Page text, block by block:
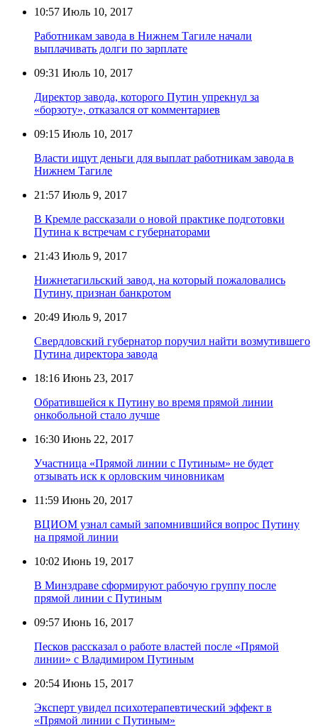
10:57 Июль 10, 2017
Работникам завода в Нижнем Тагиле начали
выплачивать долги по зарплате
09:31 Июль 10, 2017
Директор завода, которого Путин упрекнул за
«борзоту», отказался от комментариев
09:15 Июль 10, 2017
Власти ищут деньги для выплат работникам завода в
Нижнем Тагиле
21:57 Июль 9, 2017
В Кремле рассказали о новой практике подготовки
Путина к встречам с губернаторами
21:43 Июль 9, 2017
Нижнетагильский завод, на который пожаловались
Путину, признан банкротом
20:49 Июль 9, 2017
Свердловский губернатор поручил найти возмутившего
Путина директора завода
18:16 Июнь 23, 2017
Обратившейся к Путину во время прямой линии
онкобольной стало лучше
16:30 Июнь 22, 2017
Участница «Прямой линии с Путиным» не будет
отзывать иск к орловским чиновникам
11:59 Июнь 20, 2017
ВЦИОМ узнал самый запомнившийся вопрос Путину
на прямой линии
10:02 Июнь 19, 2017
В Минздраве сформируют рабочую группу после
прямой линии с Путиным
09:57 Июнь 16, 2017
Песков рассказал о работе властей после «Прямой
линии» с Владимиром Путиным
20:54 Июнь 15, 2017
Эксперт увидел психотерапевтический эффект в
«Прямой линии с Путиным»